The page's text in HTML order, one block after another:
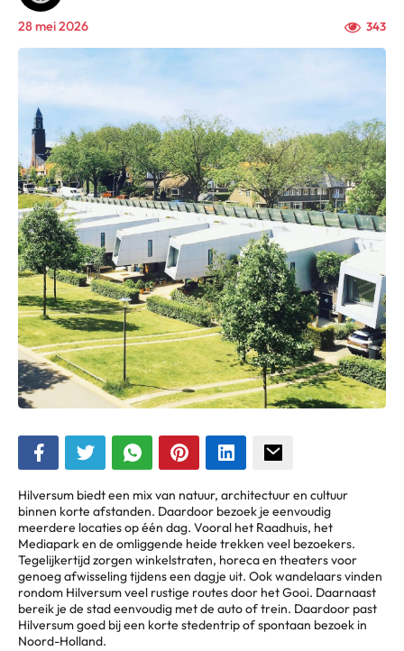
28 mei 2026 343
Hilversum biedt een mix van natuur, architectuur en cultuur
binnen korte afstanden. Daardoor bezoek je eenvoudig
meerdere locaties op één dag. Vooral het Raadhuis, het
Mediapark en de omliggende heide trekken veel bezoekers.
Tegelijkertijd zorgen winkelstraten, horeca en theaters voor
genoeg afwisseling tijdens een dagje uit. Ook wandelaars vinden
rondom Hilversum veel rustige routes door het Gooi. Daarnaast
bereik je de stad eenvoudig met de auto of trein. Daardoor past
Hilversum goed bij een korte stedentrip of spontaan bezoek in
Noord-Holland.